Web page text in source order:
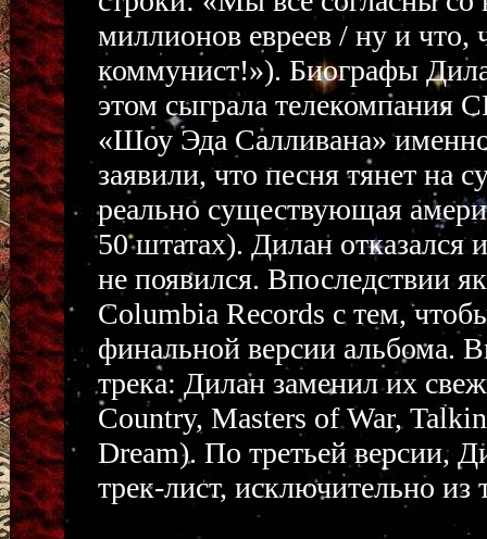
миллионов евреев / ну и
коммунист!»). Биографы
этом сыграла телекомпания
«Шоу Эда Салливана»
заявили, что песня тянет на
реально существующая
50 штатах). Дилан
не появился. Впоследствии
Columbia Records с тем,
финальной версии альбома.
трека: Дилан заменил их
Country, Masters of War,
Dream). По третьей версии,
трек-лист, исключительно из